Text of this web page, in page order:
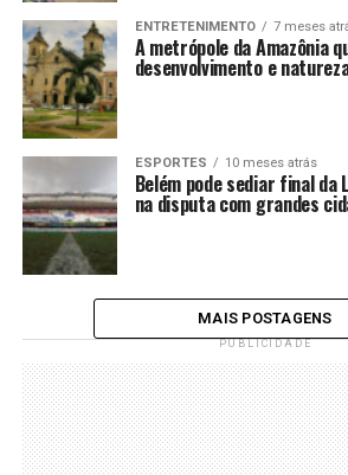
ENTRETENIMENTO 7 meses
A metrópole da Amazônia
desenvolvimento e
ESPORTES 10 meses atrás
Belém pode sediar final
na disputa com grandes
MAIS POSTAGENS
PUBLICIDADE